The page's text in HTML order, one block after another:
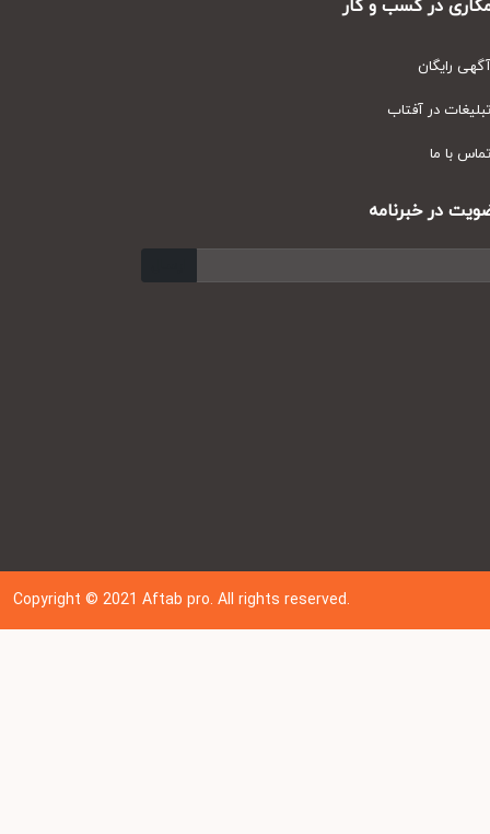
در کسب و کار
رایگان
در آفتاب
با ما
در خبرنامه
Copyright © 202 1Aftab pro. All rights reserved.